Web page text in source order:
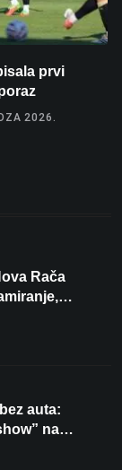
prvi
2026.
Rača
projekt
na